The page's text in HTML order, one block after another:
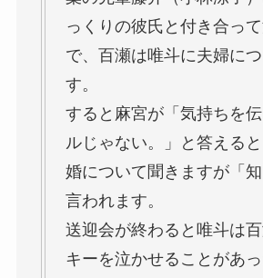
っくりの彼氏と付き合っ
で、百瀬は唯斗に夫婦に
す。
すると麻宮が「気持ちを
ルじゃない。」と答える
婚について聞きますが「
言われます。
送迎会が終わると唯斗は
キーを泣かせることがあ